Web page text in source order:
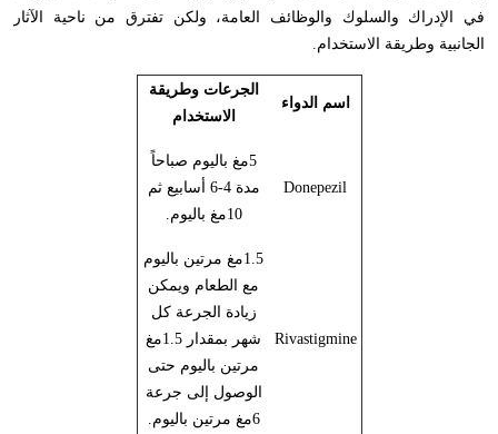
في الإدراك والسلوك والوظائف العامة، ولكن تفترق من ناحية الآثار
الجانبية وطريقة الاستخدام.
اسم الدواء
الجرعات وطريقة
الاستخدام
Donepezil
5مغ باليوم صباحاً
مدة 4-6 أسابيع ثم
10مغ باليوم.
Rivastigmine
1.5مغ مرتين باليوم
مع الطعام ويمكن
زيادة الجرعة كل
شهر بمقدار 1.5مغ
مرتين باليوم حتى
الوصول إلى جرعة
6مغ مرتين باليوم.